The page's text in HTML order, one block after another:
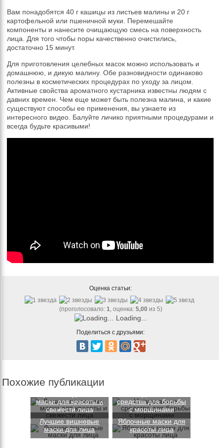
Вам понадобятся 40 г кашицы из листьев малины и 20 г
картофельной или пшеничной муки. Перемешайте
компоненты и нанесите очищающую смесь на поверхность
лица. Для того чтобы поры качественно очистились,
достаточно 15 минут.
Для приготовления целебных масок можно использовать и
домашнюю, и дикую малину. Обе разновидности одинаково
полезны в косметических процедурах по уходу за лицом.
Активные свойства ароматного кустарника известны людям с
давних времен. Чем еще может быть полезна малина, и какие
существуют способы ее применения, вы узнаете из
интересного видео. Балуйте личико приятными процедурами и
всегда будьте красивыми!
Оценка статьи:
(проголосовало: 1, оценка: 5,00 из 5)
Loading...
Поделиться с друзьями:
Похожие публикации
маски для красоты и
свежести лица
средства для борьбы
с морщинами
Лучшие вишневые
маски для лица
Яблочные маски для
красоты лица